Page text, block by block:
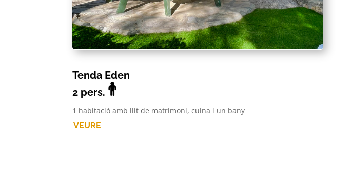
Tenda Eden
2 pers.
1 habitació amb llit de matrimoni, cuina i un bany
VEURE